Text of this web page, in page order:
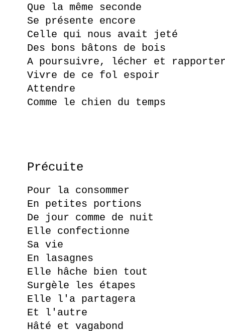
Que la même seconde
Se présente encore
Celle qui nous avait jeté
Des bons bâtons de bois
A poursuivre, lécher et
Vivre de ce fol espoir
Attendre
Comme le chien du temps
Précuite
Pour la consommer
En petites portions
De jour comme de nuit
Elle confectionne
Sa vie
En lasagnes
Elle hâche bien tout
Surgèle les étapes
Elle l'a partagera
Et l'autre
Hâté et vagabond